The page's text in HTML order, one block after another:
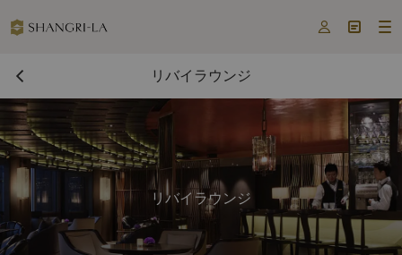
  
リバイラウンジ
リバイラウンジ